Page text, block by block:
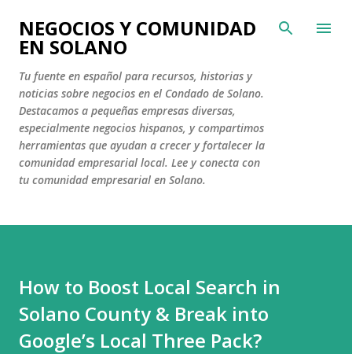
Ir al contenido principal
NEGOCIOS Y COMUNIDAD
EN SOLANO
Tu fuente en español para recursos, historias y
noticias sobre negocios en el Condado de Solano.
Destacamos a pequeñas empresas diversas,
especialmente negocios hispanos, y compartimos
herramientas que ayudan a crecer y fortalecer la
comunidad empresarial local. Lee y conecta con
tu comunidad empresarial en Solano.
How to Boost Local Search in
Solano County & Break into
Google’s Local Three Pack?